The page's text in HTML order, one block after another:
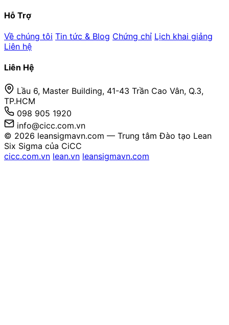
Hỗ Trợ
Về chúng tôi Tin tức & Blog Chứng chỉ Lịch khai giảng
Liên hệ
Liên Hệ
Lầu 6, Master Building, 41-43 Trần Cao Vân, Q.3,
TP.HCM
098 905 1920
info@cicc.com.vn
© 2026 leansigmavn.com — Trung tâm Đào tạo Lean
Six Sigma của CiCC
cicc.com.vn lean.vn leansigmavn.com